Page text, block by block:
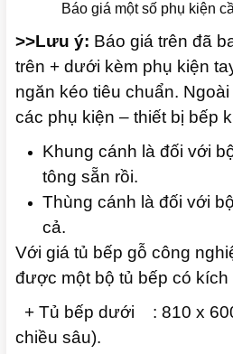
Báo giá một số phụ kiện
>>Lưu ý: Báo giá trên đã
trên + dưới kèm phụ kiện
ngăn kéo tiêu chuẩn.
các phụ kiện – thiết bị bếp
Khung cánh là đối với
tông sẵn rồi.
Thùng cánh là đối với
cả.
Với giá tủ bếp gỗ công
được một bộ tủ bếp có
+ Tủ bếp dưới : 810 x
chiều sâu).